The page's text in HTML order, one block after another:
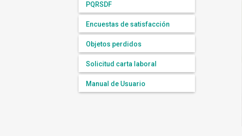
PQRSDF
Encuestas de satisfacción
Objetos perdidos
Solicitud carta laboral
Manual de Usuario